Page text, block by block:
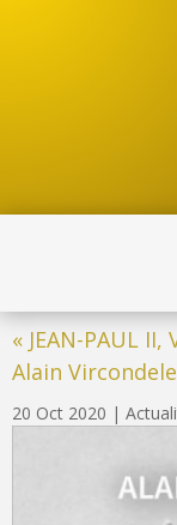
« JEAN-PAUL II,
Alain
20 Oct 2020 |